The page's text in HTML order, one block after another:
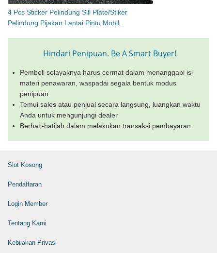
4 Pcs Sticker Pelindung Sill Plate/Stiker
Pelindung Pijakan Lantai Pintu Mobil..
Hindari Penipuan. Be A Smart Buyer!
Pembeli selayaknya harus cermat dalam menanggapi isi
materi penawaran, waspadai segala bentuk modus
penipuan
Temui sales atau penjual secara langsung, luangkan waktu
Anda untuk mengunjungi dealer
Berhati-hatilah dalam melakukan transaksi pembayaran
Slot Kosong
Pendaftaran
Login Member
Tentang Kami
Kebijakan Privasi